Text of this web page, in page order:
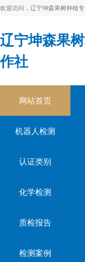
欢迎访问，辽宁坤森果树种植专
辽宁坤森果
作社
网站首页
机器人检测
认证类别
化学检测
质检报告
检测案例